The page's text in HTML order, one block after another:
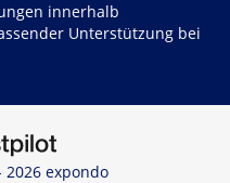
innerhalb
Unterstützung bei
expondo